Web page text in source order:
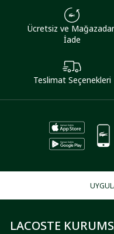
Ücretsiz ve
İade
Teslimat Seçenekleri
LACOSTE